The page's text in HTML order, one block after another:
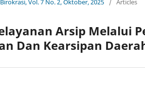
Vol. 7 No. 2, Oktober, 2025 / Articles
Arsip Melalui
Dan Kearsipan